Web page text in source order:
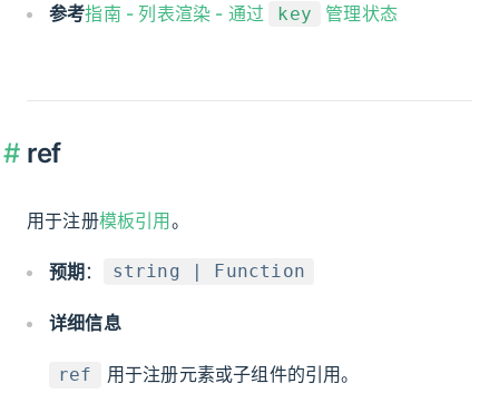
参考指南 - 列表渲染 - 通过 key 管理状态
ref
用于注册模板引用。
预期： string | Function
详细信息
ref 用于注册元素或子组件的引用。